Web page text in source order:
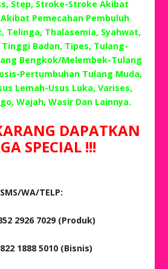
Step, Stroke-Stroke Akibat
Pemecahan Pembuluh
Telinga, Thalasemia, Syahwat,
Badan, Tipes, Tulang-
Bengkok/Melembek-Tulang
Pertumbuhan Tulang Muda,
Lemah-Usus Luka, Varises,
Wajah, Wasir Dan Lainnya.
DAPATKAN
SPECIAL !!!
SMS/WA/TELP:
2926 7029 (Produk)
1888 5010 (Bisnis)